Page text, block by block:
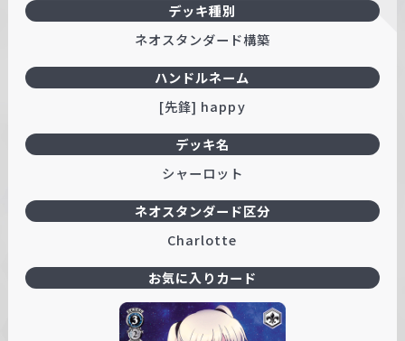
ハンドルネーム
[先鋒] happy
デッキ名
シャーロット
デッキ種別
ネオスタンダード構築
ネオスタンダード区分
Charlotte
お気に入りカード